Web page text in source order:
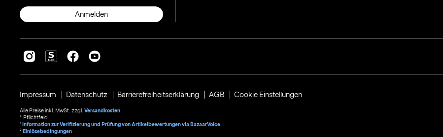
Anmelden
Impressum Datenschutz Barrierefreiheitserklärung AGB Cookie Einstellungen
Alle Preise inkl. MwSt. zzgl. Versandkosten
* Pflichtfeld
1 Information zur Verifizierung und Prüfung von Artikelbewertungen via BazaarVoice
² Einlösebedingungen